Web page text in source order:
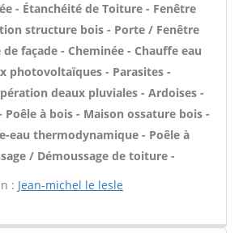
- Étanchéité de Toiture - Fenêtre
structure bois - Porte / Fenêtre
façade - Cheminée - Chauffe eau
photovoltaïques - Parasites -
deaux pluviales - Ardoises -
à bois - Maison ossature bois -
eau thermodynamique - Poêle à
/ Démoussage de toiture -
: Jean-michel le lesle